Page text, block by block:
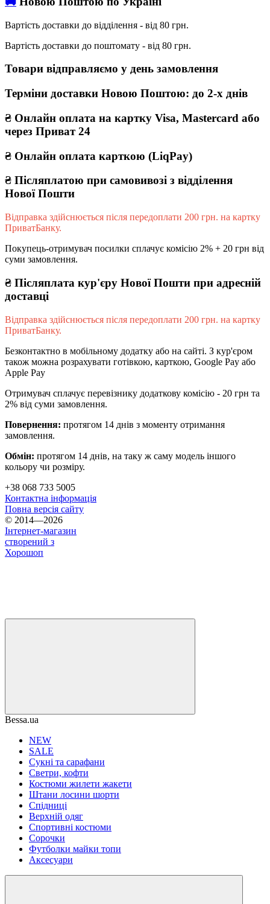
Вартість доставки до відділення - від 80 грн.
Вартість доставки до поштомату - від 80 грн.
Товари відправляємо у день замовлення
Терміни доставки Новою Поштою: до 2-х днів
₴ Онлайн оплата на картку Visa, Mastercard або
через Приват 24
₴ Онлайн оплата карткою (LiqPay)
₴ Післяплатою при самовивозі з відділення
Нової Пошти
Відправка здійснюється після передоплати 200 грн. на картку
ПриватБанку.
Покупець-отримувач посилки сплачує комісію 2% + 20 грн від
суми замовлення.
₴ Післяплата кур'єру Нової Пошти при адресній
доставці
Відправка здійснюється після передоплати 200 грн. на картку
ПриватБанку.
Безконтактно в мобільному додатку або на сайті. З кур'єром
також можна розрахувати готівкою, карткою, Google Pay або
Apple Pay
Отримувач сплачує перевізнику додаткову комісію - 20 грн та
2% від суми замовлення.
Повернення: протягом 14 днів з моменту отримання
замовлення.
Обмін: протягом 14 днів, на таку ж саму модель іншого
кольору чи розміру.
+38 068 733 5005
Контактна інформація
Повна версія сайту
© 2014—2026
Інтернет-магазин
створений з
Хорошоп
Bessa.ua
NEW
SALE
Сукні та сарафани
Светри, кофти
Костюми жилети жакети
Штани лосини шорти
Спідниці
Верхній одяг
Спортивні костюми
Сорочки
Футболки майки топи
Аксесуари